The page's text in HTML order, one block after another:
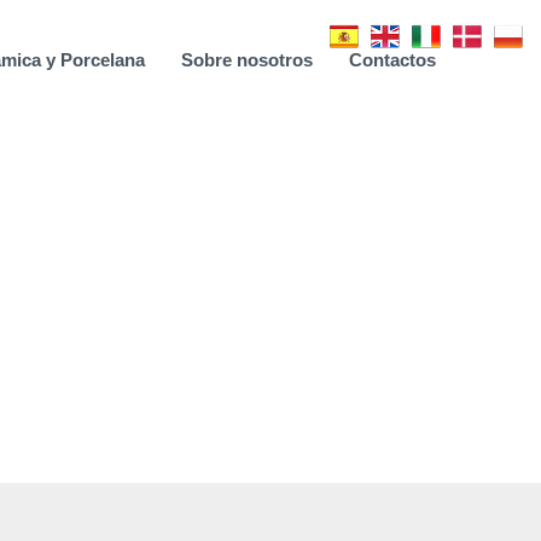
y Porcelana Sobre nosotros Contactos